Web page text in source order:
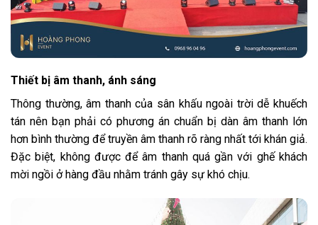
Thiết bị âm thanh, ánh sáng
Thông thường, âm thanh của sân khấu ngoài trời dễ khuếch
tán nên bạn phải có phương án chuẩn bị dàn âm thanh lớn
hơn bình thường để truyền âm thanh rõ ràng nhất tới khán giả.
Đặc biệt, không được để âm thanh quá gần với ghế khách
mời ngồi ở hàng đầu nhằm tránh gây sự khó chịu.